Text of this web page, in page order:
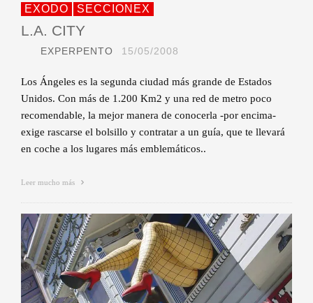
EXODO SECCIONEX
L.A. CITY
EXPERPENTO 15/05/2008
Los Ángeles es la segunda ciudad más grande de Estados
Unidos. Con más de 1.200 Km2 y una red de metro poco
recomendable, la mejor manera de conocerla -por encima-
exige rascarse el bolsillo y contratar a un guía, que te llevará
en coche a los lugares más emblemáticos..
Leer mucho más